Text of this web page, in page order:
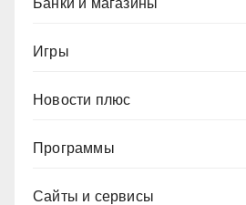
Банки и магазины
Игры
Новости плюс
Программы
Сайты и сервисы